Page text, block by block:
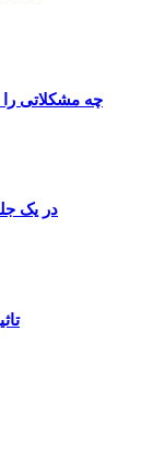
چه مشکلاتی
در یک